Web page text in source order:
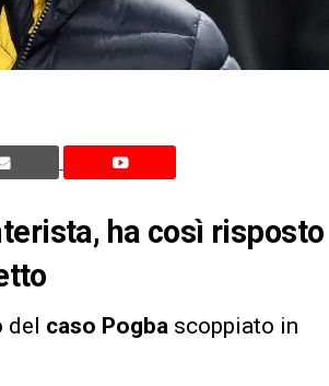
ha così risposto
del caso Pogba scoppiato in